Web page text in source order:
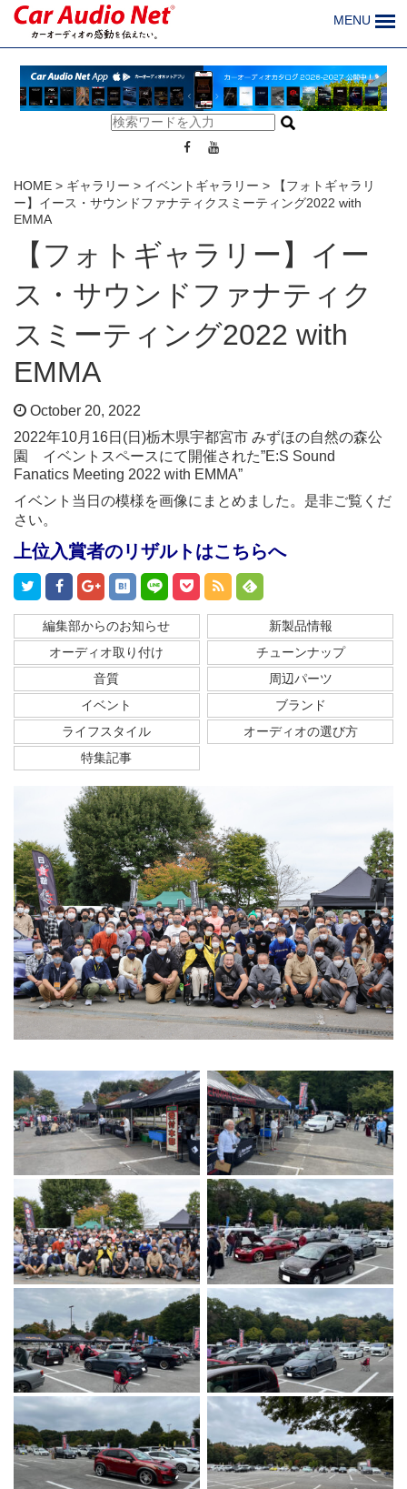
MENU
HOME > ギャラリー > イベントギャラリー >
【フォトギャラリ
ー】イース・サウンドファナティクスミーティング2022 with
EMMA
【フォトギャラリー】イー
ス・サウンドファナティク
スミーティング2022 with
EMMA
October 20, 2022
2022年10月16日(日)栃木県宇都宮市 みずほの自然の森公
園 イベントスペースにて開催された”E:S Sound
Fanatics Meeting 2022 with EMMA”
イベント当日の模様を画像にまとめました。是非ご覧くだ
さい。
上位入賞者のリザルトはこちらへ
編集部からのお知らせ
新製品情報
オーディオ取り付け
チューンナップ
音質
周辺パーツ
イベント
ブランド
ライフスタイル
オーディオの選び方
特集記事